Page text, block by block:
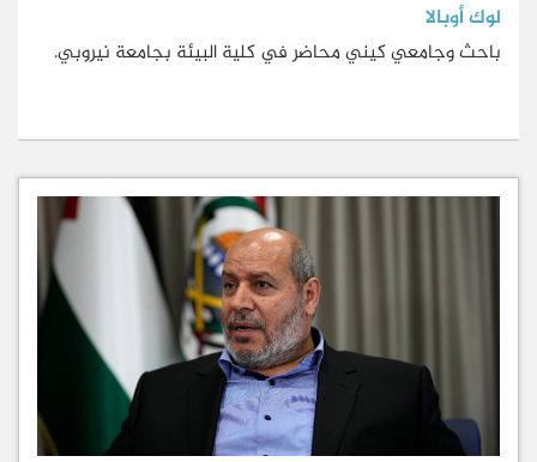
لوك أوبالا
باحث وجامعي كيني محاضر في كلية البيئة بجامعة نيروبي.